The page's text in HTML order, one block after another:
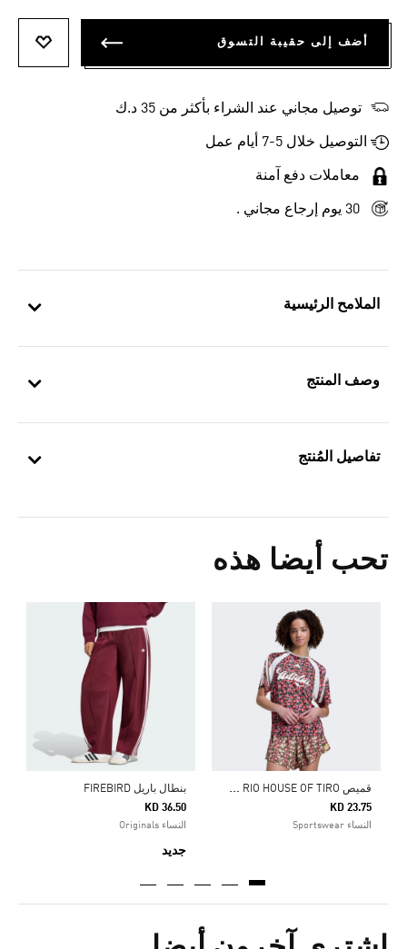
الملامح الرئيسية
وصف المنتج
تفاصيل المُنتج
تحب أيضا هذه
ق
ميص ADIDAS X FARM RIO HOUSE OF TIRO
KD 23.75
النساء Sportswear
بنطال باريل FIREBIRD
KD 36.50
النساء Originals
جديد
أضف إلى حقيبة التسوق
توصيل مجاني عند الشراء بأكثر من 35 د.ك
التوصيل خلال 5-7 أيام عمل
معاملات دفع آمنة